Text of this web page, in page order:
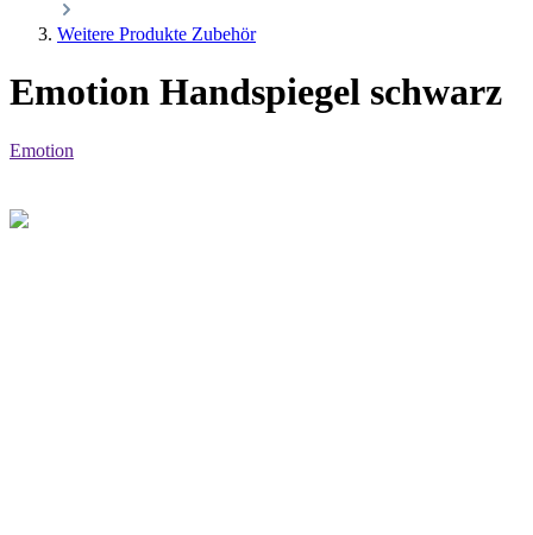
Weitere Produkte Zubehör
Emotion Handspiegel schwarz
Emotion